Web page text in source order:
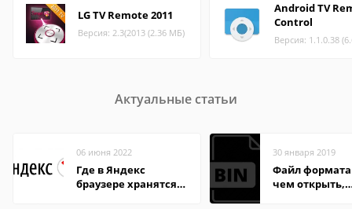
LG TV Remote 2011
Версия: 2.3(2013 (2.36 МБ)
Android TV
Control
Версия: 1.1.0.38
Актуальные статьи
06 июня 2022
Где в Яндекс
браузере хранятся
30 января 2019
Файл формата
чем открыть,